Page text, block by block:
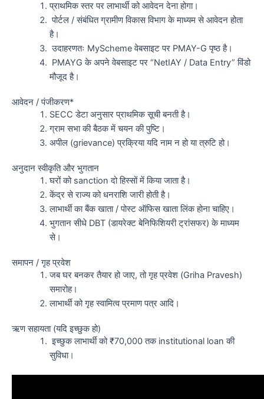
प्राथमिक स्तर पर लाभार्थी को आवेदन देना होगा।
पोर्टल / संबंधित ग्रामीण विकास विभाग के माध्यम से आवेदन होता
है।
उदाहरणतः MyScheme वेबसाइट पर PMAY-G पृष्ठ है।
PMAYG के अपने वेबसाइट पर “NetIAY / Data Entry” विंडो
मौजूद है।
आवेदन / पंजीकरण*
SECC डेटा अनुसार प्राथमिक सूची बनती है।
ग्राम सभा की बैठक में चयन की पुष्टि।
अपील (grievance) प्रक्रिया यदि नाम न हो या त्रुटि हो।
अनुदान स्वीकृति और भुगतान
घरों को sanction दो हिस्सों में किया जाता है।
केंद्र से राज्य को धनराशि जारी होती है।
लाभार्थी का बैंक खाता / पोस्ट ऑफिस खाता लिंक होना चाहिए।
भुगतान सीधे DBT (डायरेक्ट बेनिफिशियरी ट्रांसफर) के माध्यम
से।
समापन / गृह प्रवेश
जब घर बनकर तैयार हो जाए, तो गृह प्रवेश (Griha Pravesh)
समारोह।
लाभार्थी को गृह स्वामित्व प्रमाण पत्र आदि।
ऋण सहायता (यदि इच्छुक हो)
इच्छुक लाभार्थी को ₹70,000 तक institutional loan की
सुविधा।